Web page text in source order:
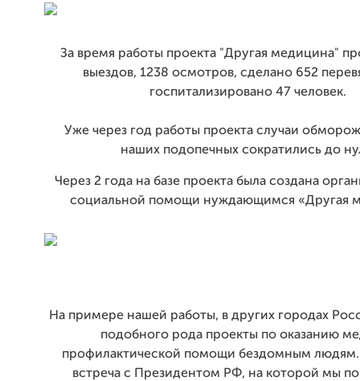
За время работы проекта "Другая медицина"
выездов, 1238 осмотров, сделано 652
госпитализировано 47 человек.
Уже через год работы проекта случаи
наших подопечных сократились до
Через 2 года на базе проекта была создана
социальной помощи нуждающимся «Другая
На примере нашей работы, в других городах
подобного рода проекты по оказанию
профилактической помощи бездомным людям.
встреча с Президентом РФ, на которой мы